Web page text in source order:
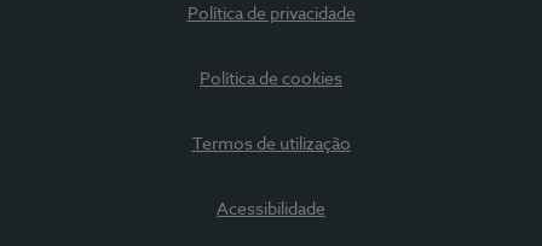
Política de privacidade
Política de cookies
Termos de utilização
Acessibilidade